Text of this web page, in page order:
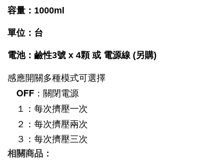
容量：1000ml
單位：台
電池：鹼性3號 x 4顆 或 電源線 (另購)
感應開關多種模式可選擇
OFF：關閉電源
１：每次擠壓一次
２：每次擠壓兩次
３：每次擠壓三次
相關商品：